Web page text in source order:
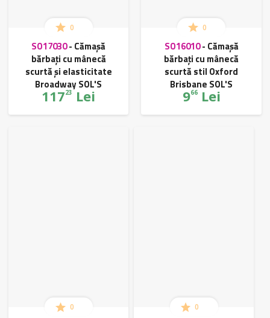
0
SO17030- Cămașă
bărbați cu mânecă
scurtă și elasticitate
Broadway SOL'S
11723 Lei
0
SO16010- Cămașă
bărbați cu mânecă
scurtă stil Oxford
Brisbane SOL'S
966Lei
0 0